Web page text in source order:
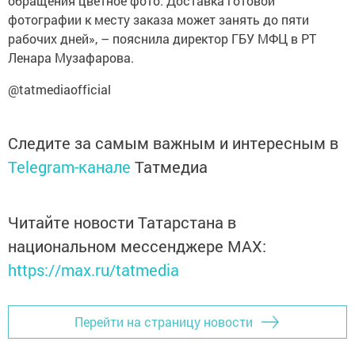
фотографии к месту заказа может занять до пяти
рабочих дней», – пояснила директор ГБУ МФЦ в РТ
Ленара Музафарова.
@tatmediaofficial
Следите за самым важным и интересным в
Telegram-канале Татмедиа
Читайте новости Татарстана в
национальном мессенджере MАХ:
https://max.ru/tatmedia
Перейти на страницу новости